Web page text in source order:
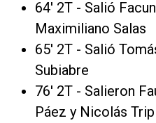
64' 2T - Salió
Maximiliano Salas
65' 2T - Salió
Subiabre
76' 2T - Salieron
Páez y Nicolás